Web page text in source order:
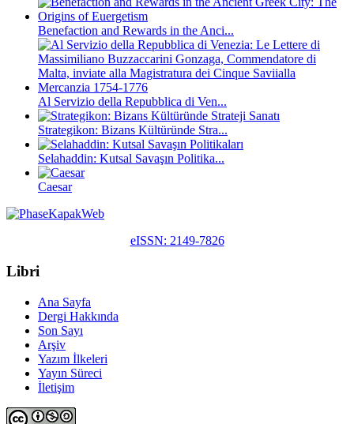
Benefaction and Rewards in the Anci...
Al Servizio della Repubblica di Ven...
Strategikon: Bizans Kültüründe Stra...
Selahaddin: Kutsal Savaşın Politika...
Caesar
eISSN: 2149-7826
Libri
Ana Sayfa
Dergi Hakkında
Son Sayı
Arşiv
Yazım İlkeleri
Yayın Süreci
İletişim